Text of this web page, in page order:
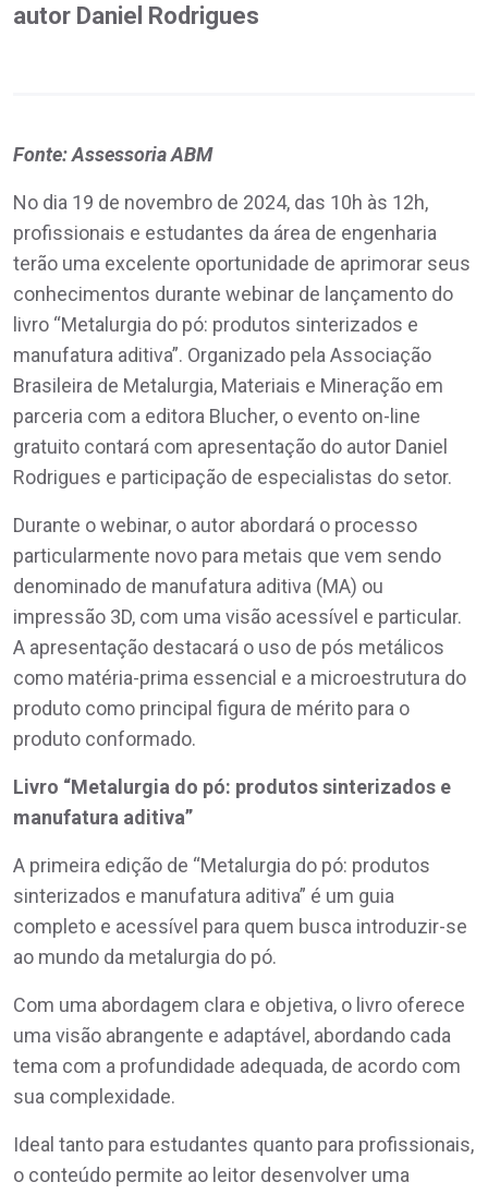
autor Daniel Rodrigues
Fonte: Assessoria ABM
No dia 19 de novembro de 2024, das 10h às 12h,
profissionais e estudantes da área de engenharia
terão uma excelente oportunidade de aprimorar seus
conhecimentos durante webinar de lançamento do
livro “Metalurgia do pó: produtos sinterizados e
manufatura aditiva”. Organizado pela Associação
Brasileira de Metalurgia, Materiais e Mineração em
parceria com a editora Blucher, o evento on-line
gratuito contará com apresentação do autor Daniel
Rodrigues e participação de especialistas do setor.
Durante o webinar, o autor abordará o processo
particularmente novo para metais que vem sendo
denominado de manufatura aditiva (MA) ou
impressão 3D, com uma visão acessível e particular.
A apresentação destacará o uso de pós metálicos
como matéria-prima essencial e a microestrutura do
produto como principal figura de mérito para o
produto conformado.
Livro “Metalurgia do pó: produtos sinterizados e
manufatura aditiva”
A primeira edição de “Metalurgia do pó: produtos
sinterizados e manufatura aditiva” é um guia
completo e acessível para quem busca introduzir-se
ao mundo da metalurgia do pó.
Com uma abordagem clara e objetiva, o livro oferece
uma visão abrangente e adaptável, abordando cada
tema com a profundidade adequada, de acordo com
sua complexidade.
Ideal tanto para estudantes quanto para profissionais,
o conteúdo permite ao leitor desenvolver uma